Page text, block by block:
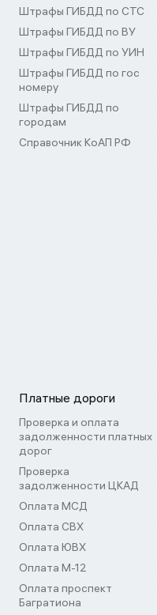
Штрафы ГИБДД по СТС
Штрафы ГИБДД по ВУ
Штрафы ГИБДД по УИН
Штрафы ГИБДД по гос
номеру
Штрафы ГИБДД по
городам
Справочник КоАП РФ
Платные дороги
Проверка и оплата
задолженности платных
дорог
Проверка
задолженности ЦКАД
Оплата МСД
Оплата СВХ
Оплата ЮВХ
Оплата М-12
Оплата проспект
Багратиона